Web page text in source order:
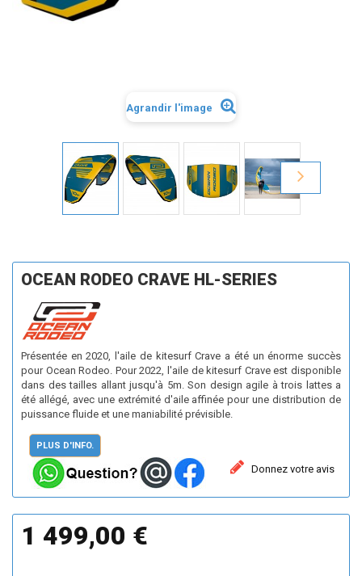
Agrandir l'image
OCEAN RODEO CRAVE HL-SERIES
Présentée en 2020, l'aile de kitesurf Crave a été un énorme succès
pour Ocean Rodeo. Pour 2022, l'aile de kitesurf Crave est disponible
dans des tailles allant jusqu'à 5m. Son design agile à trois lattes a
été allégé, avec une extrémité d'aile affinée pour une distribution de
puissance fluide et une maniabilité prévisible.
PLUS D'INFO.
Donnez votre avis
1 499,00 €